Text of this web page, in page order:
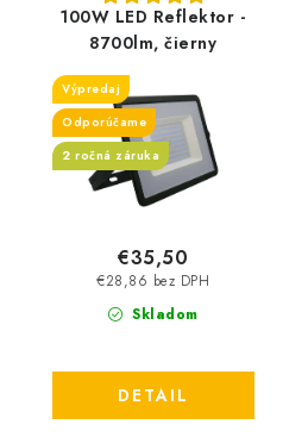
100W LED Reflektor -
8700lm, čierny
Výpredaj
Odporúčame
2 ročná záruka
Skladom
€28,86 bez DPH
€35,50
DETAIL